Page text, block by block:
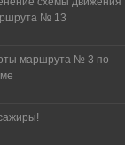
№ 13
маршрута № 3 по